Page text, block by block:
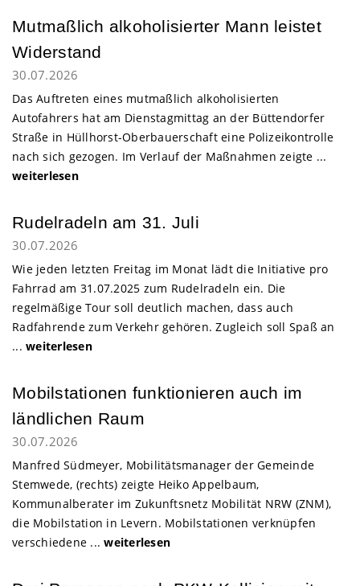
Mutmaßlich alkoholisierter Mann leistet
Widerstand
30.07.2026
Das Auftreten eines mutmaßlich alkoholisierten
Autofahrers hat am Dienstagmittag an der Büttendorfer
Straße in Hüllhorst-Oberbauerschaft eine Polizeikontrolle
nach sich gezogen. Im Verlauf der Maßnahmen zeigte ...
weiterlesen
Rudelradeln am 31. Juli
30.07.2026
Wie jeden letzten Freitag im Monat lädt die Initiative pro
Fahrrad am 31.07.2025 zum Rudelradeln ein. Die
regelmäßige Tour soll deutlich machen, dass auch
Radfahrende zum Verkehr gehören. Zugleich soll Spaß an
... weiterlesen
Mobilstationen funktionieren auch im
ländlichen Raum
30.07.2026
Manfred Südmeyer, Mobilitätsmanager der Gemeinde
Stemwede, (rechts) zeigte Heiko Appelbaum,
Kommunalberater im Zukunftsnetz Mobilität NRW (ZNM),
die Mobilstation in Levern. Mobilstationen verknüpfen
verschiedene ...weiterlesen